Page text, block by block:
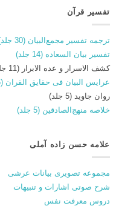
تفسیر قرآن
ترجمه تفسیر مجمع‌البیان (30 جلد)
تفسیر بیان السعاده (14 جلد)
کشف الاسرار و عده الابرار (11 جلد)
عرایس البیان فی حقایق القران (6 جلد)
روان جاوید (5 جلد)
خلاصه منهج‌الصادقین (5 جلد)
علامه حسن زاده آملی
مجموعه تصویری بیانات عرشی
شرح صوتی اشارات و تنبیهات
دروس معرفت نفس